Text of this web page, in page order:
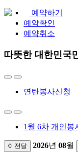
예약하기
예약확인
예약취소
따뜻한 대한민국
연탄봉사신청
1월 6차 개인봉
이전달 2026년 08월